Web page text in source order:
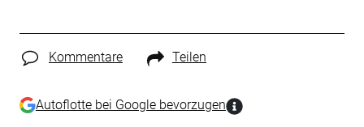
Kommentare Teilen
Autoflotte bei Google bevorzugen